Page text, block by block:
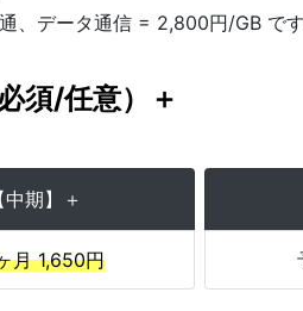
データ通信 = 2,800円/GB です
須/任意）＋
中期】＋
月 1,650円